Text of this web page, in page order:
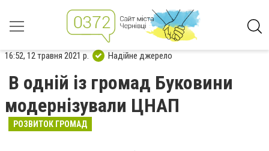
16:52, 12 травня 2021 р. Надійне джерело
В одній із громад Буковини
модернізували ЦНАП
РОЗВИТОК ГРОМАД